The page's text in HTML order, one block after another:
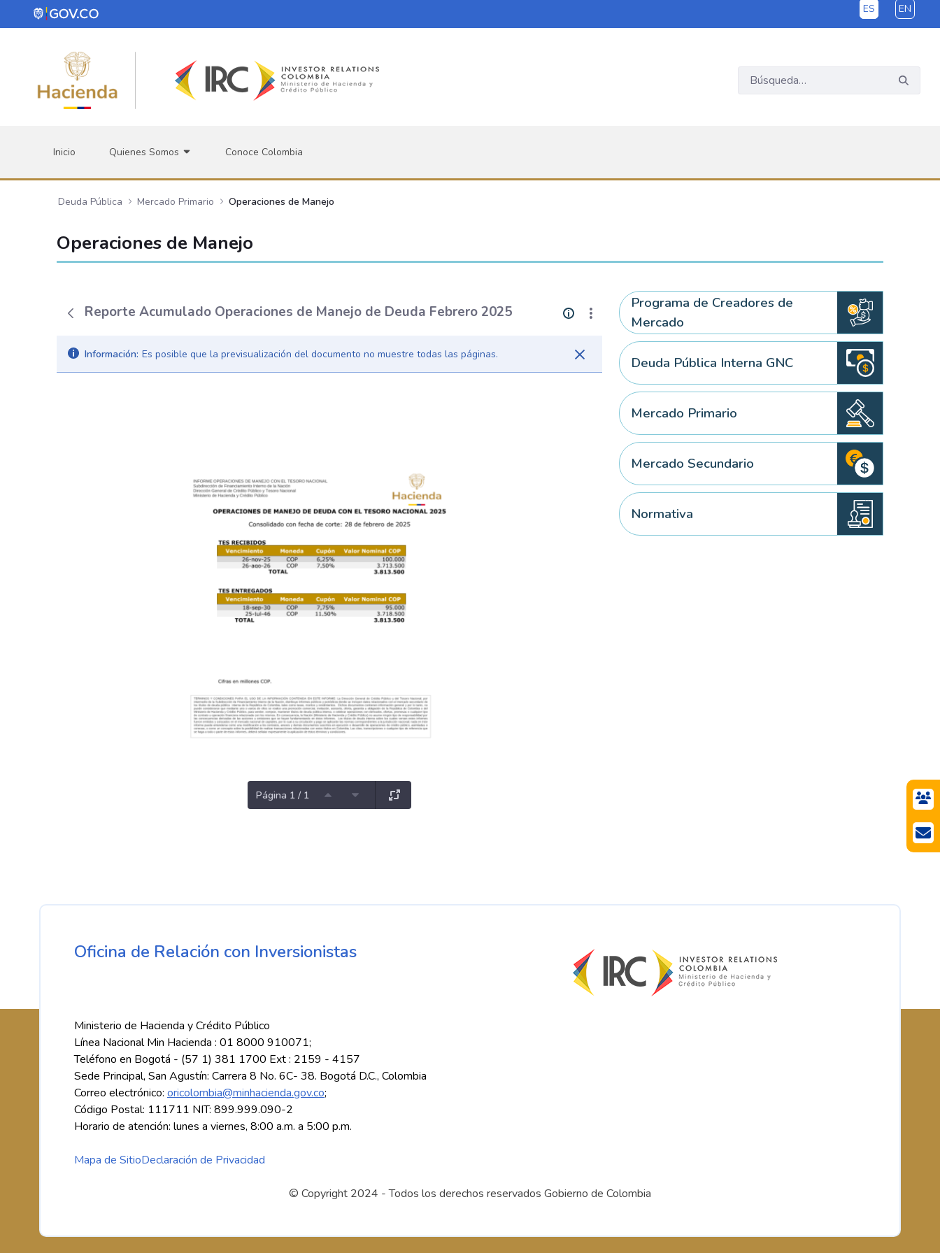
Saltar al contenido principal ES EN
Inicio Quienes Somos Conoce Colombia
Deuda Pública Mercado Primario Operaciones de Manejo
Operaciones de Manejo
Reporte Acumulado Operaciones de Manejo de Deuda Febrero 2025
Información: Es posible que la previsualización del documento no muestre todas las páginas.
Página 1 / 1
Programa de Creadores de
Mercado
Deuda Pública Interna GNC
Mercado Primario
Mercado Secundario
Normativa
Oficina de Relación con Inversionistas
Ministerio de Hacienda y Crédito Público
Línea Nacional Min Hacienda : 01 8000 910071;
Teléfono en Bogotá - (57 1) 381 1700 Ext : 2159 - 4157
Sede Principal, San Agustín: Carrera 8 No. 6C- 38. Bogotá D.C., Colombia
Correo electrónico: oricolombia@minhacienda.gov.co;
Código Postal: 111711 NIT: 899.999.090-2
Horario de atención: lunes a viernes, 8:00 a.m. a 5:00 p.m.
Mapa de SitioDeclaración de Privacidad
© Copyright 2024 - Todos los derechos reservados Gobierno de Colombia